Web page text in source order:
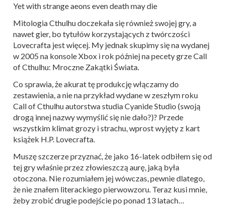
Yet with strange aeons even death may die
Mitologia Cthulhu doczekała się również swojej gry, a
nawet gier, bo tytułów korzystających z twórczości
Lovecrafta jest więcej. My jednak skupimy się na wydanej
w 2005 na konsole Xbox i rok później na pecety grze Call
of Cthulhu: Mroczne Zakątki Świata.
Co sprawia, że akurat tę produkcję włączamy do
zestawienia, a nie na przykład wydane w zeszłym roku
Call of Cthulhu autorstwa studia Cyanide Studio (swoją
drogą innej nazwy wymyślić się nie dało?)? Przede
wszystkim klimat grozy i strachu, wprost wyjęty z kart
książek H.P. Lovecrafta.
Muszę szczerze przyznać, że jako 16-latek odbiłem się od
tej gry właśnie przez złowieszczą aurę, jaką była
otoczona. Nie rozumiałem jej wówczas, pewnie dlatego,
że nie znałem literackiego pierwowzoru. Teraz kusi mnie,
żeby zrobić drugie podejście po ponad 13 latach…